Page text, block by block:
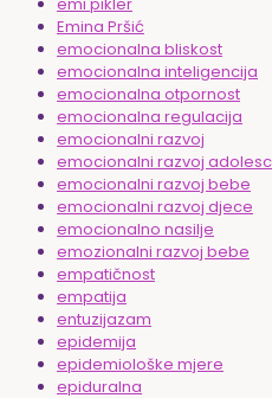
Emina Pršić
emocionalna bliskost
emocionalna inteligencija
emocionalna otpornost
emocionalna regulacija
emocionalni razvoj
emocionalni razvoj
emocionalni razvoj bebe
emocionalni razvoj djece
emocionalno nasilje
emozionalni razvoj bebe
empatičnost
empatija
entuzijazam
epidemija
epidemiološke mjere
epiduralna